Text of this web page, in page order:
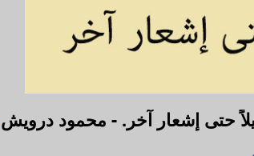
حتى إشعار آخر. - محمود درويش